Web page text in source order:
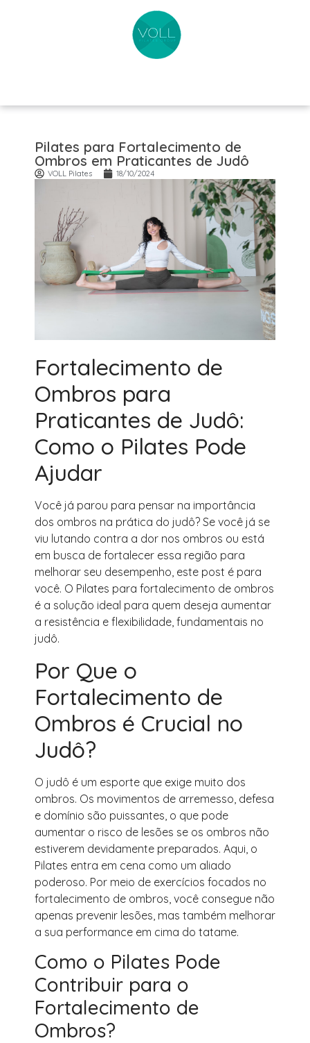
Pilates para Fortalecimento de
Ombros em Praticantes de Judô
VOLL Pilates 18/10/2024
Fortalecimento de
Ombros para
Praticantes de Judô:
Como o Pilates Pode
Ajudar
Você já parou para pensar na importância
dos ombros na prática do judô? Se você já se
viu lutando contra a dor nos ombros ou está
em busca de fortalecer essa região para
melhorar seu desempenho, este post é para
você. O Pilates para fortalecimento de ombros
é a solução ideal para quem deseja aumentar
a resistência e flexibilidade, fundamentais no
judô.
Por Que o
Fortalecimento de
Ombros é Crucial no
Judô?
O judô é um esporte que exige muito dos
ombros. Os movimentos de arremesso, defesa
e domínio são puissantes, o que pode
aumentar o risco de lesões se os ombros não
estiverem devidamente preparados. Aqui, o
Pilates entra em cena como um aliado
poderoso. Por meio de exercícios focados no
fortalecimento de ombros, você consegue não
apenas prevenir lesões, mas também melhorar
a sua performance em cima do tatame.
Como o Pilates Pode
Contribuir para o
Fortalecimento de
Ombros?